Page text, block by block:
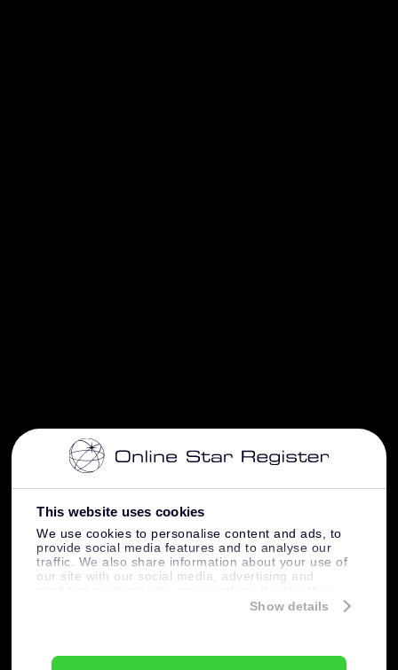
This website uses cookies
We use cookies to personalise content and ads, to
provide social media features and to analyse our
traffic. We also share information about your use of
our site with our social media, advertising and
information that you’ve provided to them or that
Show details